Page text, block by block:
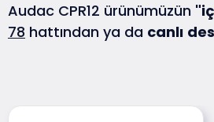
Audac CPR12 ürünümüzün
78 hattından ya da canlı